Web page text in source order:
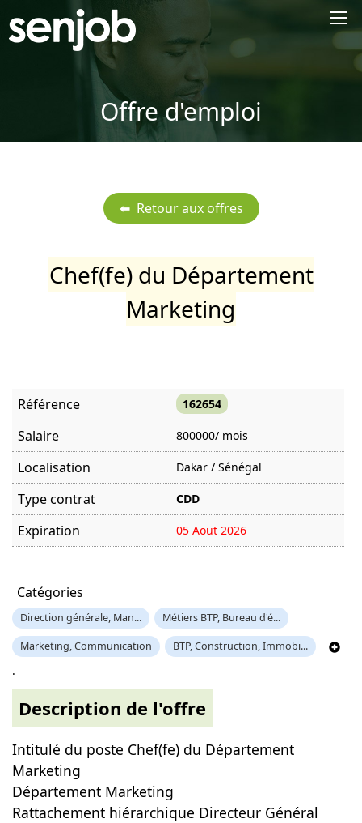
Offre d'emploi
Chef(fe) du Département
Marketing
Référence 162654
Salaire 800000/ mois
Localisation Dakar / Sénégal
Type contrat CDD
Expiration 05 Aout 2026
Catégories
Direction générale, Man... Métiers BTP, Bureau d'é...
Marketing, Communication BTP, Construction, Immobi...
.
Description de l'offre
Intitulé du poste Chef(fe) du Département
Marketing
Département Marketing
Rattachement hiérarchique Directeur Général